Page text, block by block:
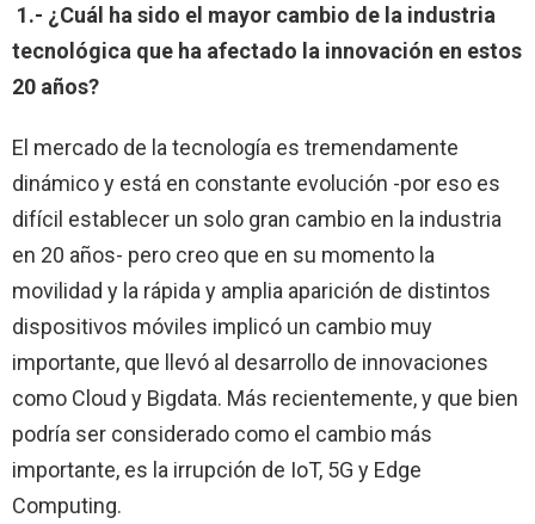
1.- ¿Cuál ha sido el mayor cambio de la industria
tecnológica que ha afectado la innovación en estos
20 años?
El mercado de la tecnología es tremendamente
dinámico y está en constante evolución -por eso es
difícil establecer un solo gran cambio en la industria
en 20 años- pero creo que en su momento la
movilidad y la rápida y amplia aparición de distintos
dispositivos móviles implicó un cambio muy
importante, que llevó al desarrollo de innovaciones
como Cloud y Bigdata. Más recientemente, y que bien
podría ser considerado como el cambio más
importante, es la irrupción de IoT, 5G y Edge
Computing.